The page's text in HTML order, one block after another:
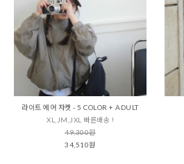
라이트 에어 자켓 - 5 COLOR + ADULT
XL,JM,JXL 빠른배송 !
49,300원
34,510원